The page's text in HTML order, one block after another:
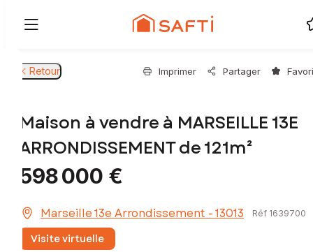
Retour Imprimer Partager
Maison à vendre à MARSEILLE 13E
ARRONDISSEMENT de 121m²
598 000 €
Marseille 13e Arrondissement - 13013 Réf 1639700
Visite virtuelle